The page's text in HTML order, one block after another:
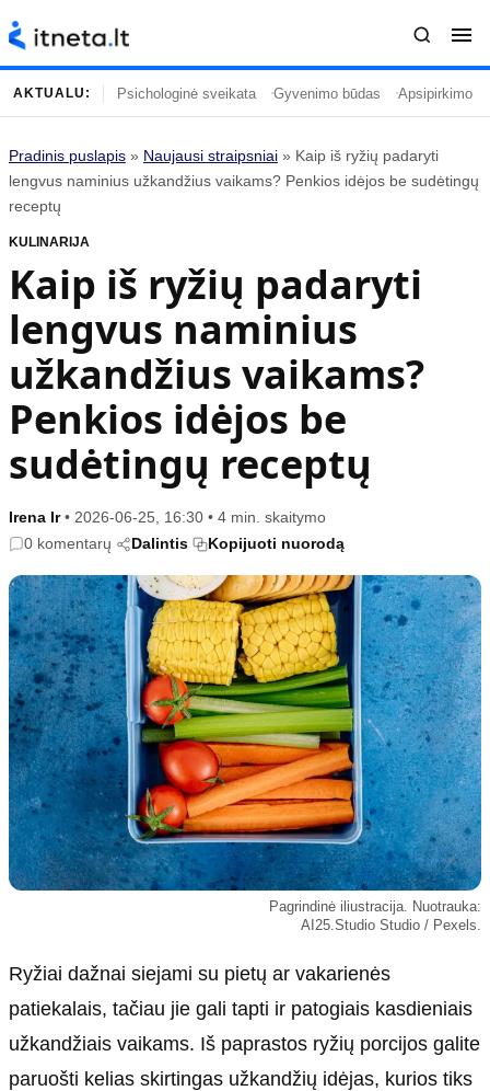
Turinys
Naujausi straipsniai
Gyvenimas
Įdomybės
Mada
Mokslas
Namai ir interjeras
Temos
Technologijos
Gyvenimo būdas
Tėvai ir vaikai
Populiaru
Karjera
Psichologinė sveikata
Tvari mada
Informacija
Privatumo politika
Reklamos politika
Slapukų politika
Redakcija
Apie mus
Autoriai
Kontaktai
Redakcinė politika
AKTUALU: Psichologinė sveikata Gyvenimo būdas Apsipirkimo
Pradinis puslapis » Naujausi straipsniai » Kaip iš ryžių padaryti
lengvus naminius užkandžius vaikams? Penkios idėjos be sudėtingų
receptų
KULINARIJA
Kaip iš ryžių padaryti
lengvus naminius
užkandžius vaikams?
Penkios idėjos be
sudėtingų receptų
Irena Ir • 2026-06-25, 16:30 • 4 min. skaitymo
0 komentarų
Dalintis Kopijuoti nuorodą
Pagrindinė iliustracija. Nuotrauka:
AI25.Studio Studio / Pexels.
Ryžiai dažnai siejami su pietų ar vakarienės
patiekalais, tačiau jie gali tapti ir patogiais kasdieniais
užkandžiais vaikams. Iš paprastos ryžių porcijos galite
paruošti kelias skirtingas užkandžių idėjas, kurios tiks